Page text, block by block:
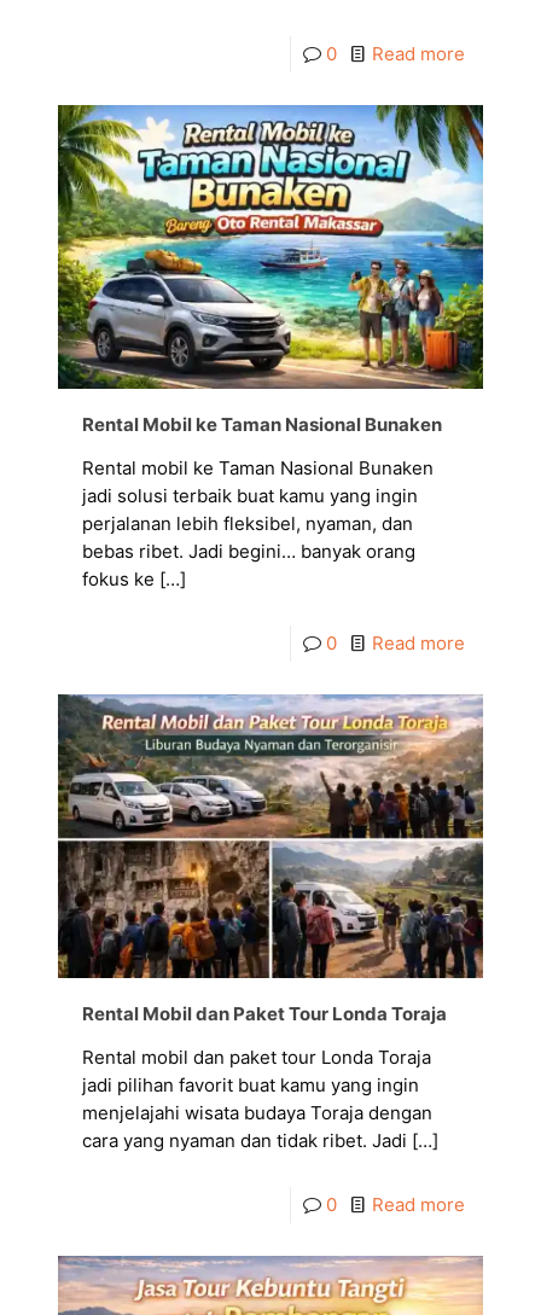
0 Read more
Rental Mobil ke Taman Nasional Bunaken
Rental mobil ke Taman Nasional Bunaken
jadi solusi terbaik buat kamu yang ingin
perjalanan lebih fleksibel, nyaman, dan
bebas ribet. Jadi begini… banyak orang
fokus ke […]
0 Read more
Rental Mobil dan Paket Tour Londa Toraja
Rental mobil dan paket tour Londa Toraja
jadi pilihan favorit buat kamu yang ingin
menjelajahi wisata budaya Toraja dengan
cara yang nyaman dan tidak ribet. Jadi […]
0 Read more